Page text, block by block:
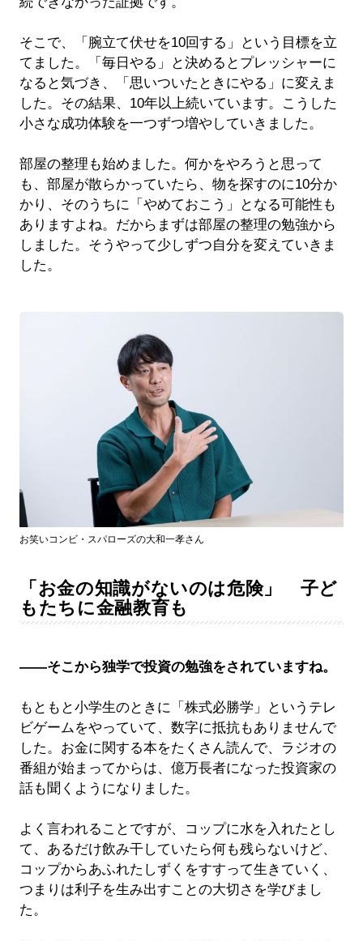
そこで、「腕立て伏せを10回する」という目標を立
てました。「毎日やる」と決めるとプレッシャーに
なると気づき、「思いついたときにやる」に変えま
した。その結果、10年以上続いています。こうした
小さな成功体験を一つずつ増やしていきました。
部屋の整理も始めました。何かをやろうと思って
も、部屋が散らかっていたら、物を探すのに10分か
かり、そのうちに「やめておこう」となる可能性も
ありますよね。だからまずは部屋の整理の勉強から
しました。そうやって少しずつ自分を変えていきま
した。
お笑いコンビ・スパローズの大和一孝さん
「お金の知識がないのは危険」 子ど
もたちに金融教育も
――そこから独学で投資の勉強をされていますね。
もともと小学生のときに「株式必勝学」というテレ
ビゲームをやっていて、数字に抵抗もありませんで
した。お金に関する本をたくさん読んで、ラジオの
番組が始まってからは、億万長者になった投資家の
話も聞くようになりました。
よく言われることですが、コップに水を入れたとし
て、あるだけ飲み干していたら何も残らないけど、
コップからあふれたしずくをすすって生きていく、
つまりは利子を生み出すことの大切さを学びまし
た。